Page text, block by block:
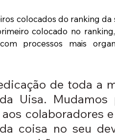
colocados do ranking
colocado no
processos mais
de toda a
Uisa. Mudamos
colaboradores
coisa no seu